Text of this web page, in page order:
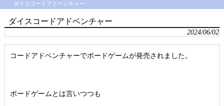
ダイスコードアドベンチャー
ダイスコードアドベンチャー
2024/06/02
コードアドベンチャーでボードゲームが発売されました。
ボードゲームとは言いつつも